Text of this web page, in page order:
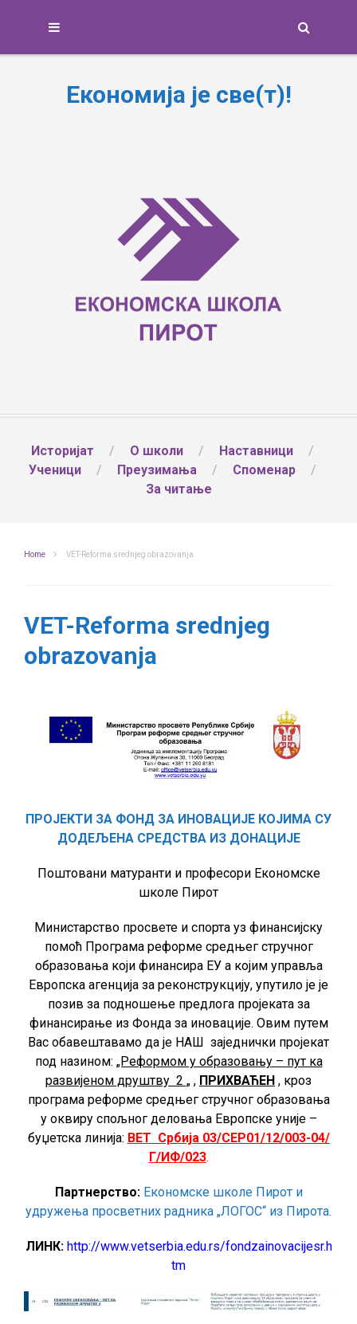
Економија је све(т)!
Историјат О школи
Наставници
Ученици
Преузимања
Споменар
За читање
Home VET-Reforma srednjeg obrazovanja
VET-Reforma srednjeg
obrazovanja
ПРОЈЕКТИ ЗА ФОНД ЗА ИНОВАЦИЈЕ КОЈИМА СУ
ДОДЕЉЕНА СРЕДСТВА ИЗ ДОНАЦИЈЕ
Поштовани матуранти и професори Економске
школе Пирот
Министарство просвете и спорта уз финансијску
помоћ Програма реформе средњег стручног
образовања који финансира ЕУ а којим управља
Европска агенција за реконструкцију, упутило је је
позив за подношење предлога пројеката за
финансирање из Фонда за иновације. Овим путем
Вас обавештавамо да је НАШ заједнички пројекат
под назином: „Реформом у образовању – пут ка
развијеном друштву 2 „ , ПРИХВАЋЕН , кроз
програма реформе средњег стручног образовања
у оквиру спољног деловања Европске уније –
буџетска линија: ВЕТ Србија 03/СЕР01/12/003-04/
Г/ИФ/023.
Партнерство: Економске школе Пирот и
удружења просветних радника „ЛОГОС“ из Пирота.
ЛИНК: http://www.vetserbia.edu.rs/fondzainovacijesr.h
tm